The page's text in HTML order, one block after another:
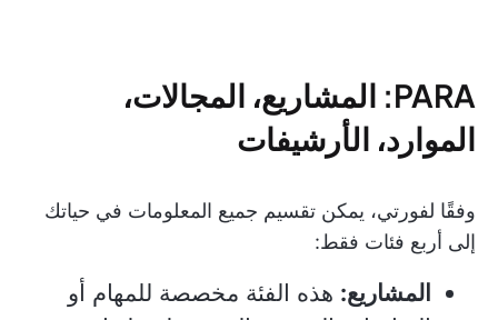
PARA: المشاريع، المجالات،
الموارد، الأرشيفات
وفقًا لفورتي، يمكن تقسيم جميع المعلومات في حياتك
إلى أربع فئات فقط:
المشاريع: هذه الفئة مخصصة للمهام أو